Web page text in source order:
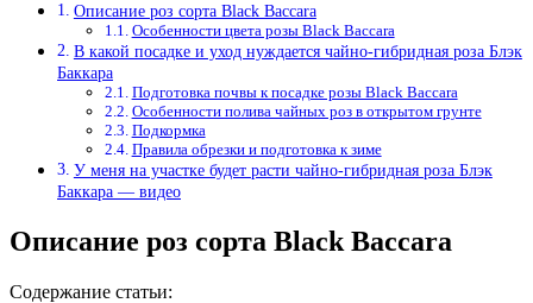
Описание роз сорта Black Baccara
Особенности цвета розы Black Baccara
В какой посадке и уход нуждается чайно-гибридная роза Блэк
Баккара
Подготовка почвы к посадке розы Black Baccara
Особенности полива чайных роз в открытом грунте
Подкормка
Правила обрезки и подготовка к зиме
У меня на участке будет расти чайно-гибридная роза Блэк
Баккара — видео
Описание роз сорта Black Baccara
Содержание статьи: